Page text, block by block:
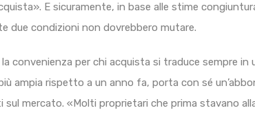
E sicuramente, in base alle stime
due condizioni non dovrebbero mutare.
convenienza per chi acquista si traduce sempre in
ampia rispetto a un anno fa, porta con sé
sul mercato. «Molti proprietari che prima stavano